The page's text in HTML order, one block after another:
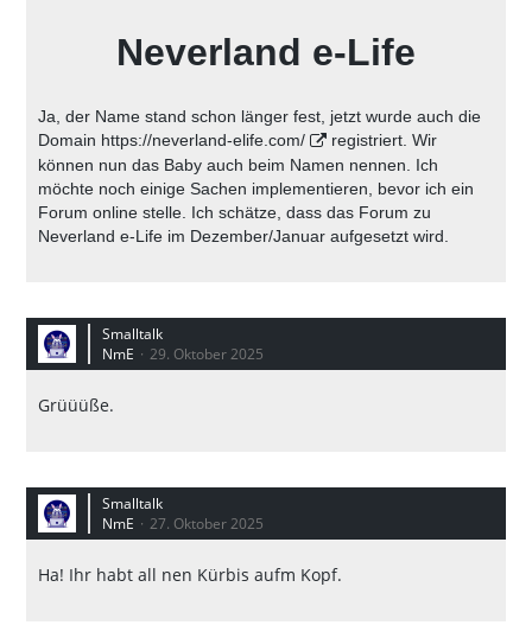
Neverland e-Life
Ja, der Name stand schon länger fest, jetzt wurde auch die
Domain https://neverland-elife.com/
registriert. Wir
können nun das Baby auch beim Namen nennen. Ich
möchte noch einige Sachen implementieren, bevor ich ein
Forum online stelle. Ich schätze, dass das Forum zu
Neverland e-Life im Dezember/Januar aufgesetzt wird.
Smalltalk
NmE
29. Oktober 2025
Grüüüße.
Smalltalk
NmE
27. Oktober 2025
Ha! Ihr habt all nen Kürbis aufm Kopf.